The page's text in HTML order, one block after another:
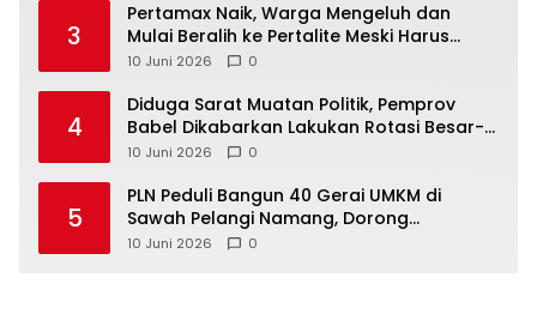
3
‎Pertamax Naik, Warga Mengeluh dan
Mulai Beralih ke Pertalite Meski Harus
10 Juni 2026 0
4
‎Diduga Sarat Muatan Politik, Pemprov
Babel Dikabarkan Lakukan Rotasi Besar-
10 Juni 2026 0
5
‎PLN Peduli Bangun 40 Gerai UMKM di
Sawah Pelangi Namang, Dorong
10 Juni 2026 0